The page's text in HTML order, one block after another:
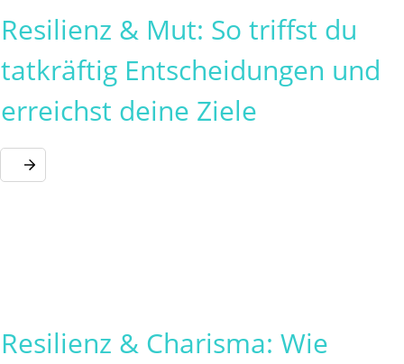
Resilienz & Mut: So triffst du
tatkräftig Entscheidungen und
erreichst deine Ziele
Resilienz & Charisma: Wie